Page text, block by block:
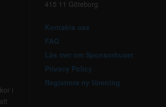
i
415 11 Göteborg
Kontakta oss
FAQ
Läs mer om Sponsorhuset
Privacy Policy
Registrera ny förening